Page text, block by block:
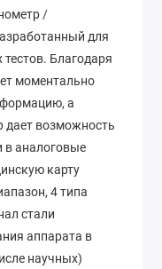
/
для
Благодаря
моментально
а
дает возможность
в аналоговые
карту
4 типа
стали
аппарата в
научных)